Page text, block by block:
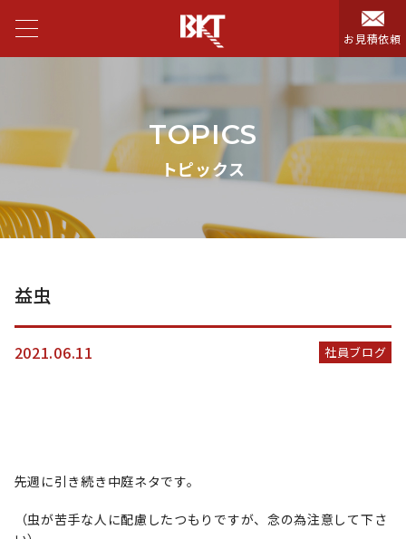
お見積依頼
TOPICS
トピックス
益虫
2021.06.11 社員ブログ
先週に引き続き中庭ネタです。
（虫が苦手な人に配慮したつもりですが、念の為注意して下さ